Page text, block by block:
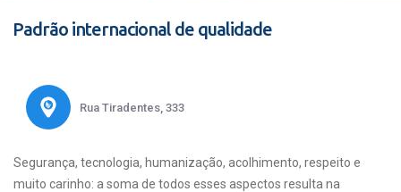
Padrão internacional de qualidade
Rua Tiradentes, 333
Segurança, tecnologia, humanização, acolhimento, respeito e
muito carinho: a soma de todos esses aspectos resulta na